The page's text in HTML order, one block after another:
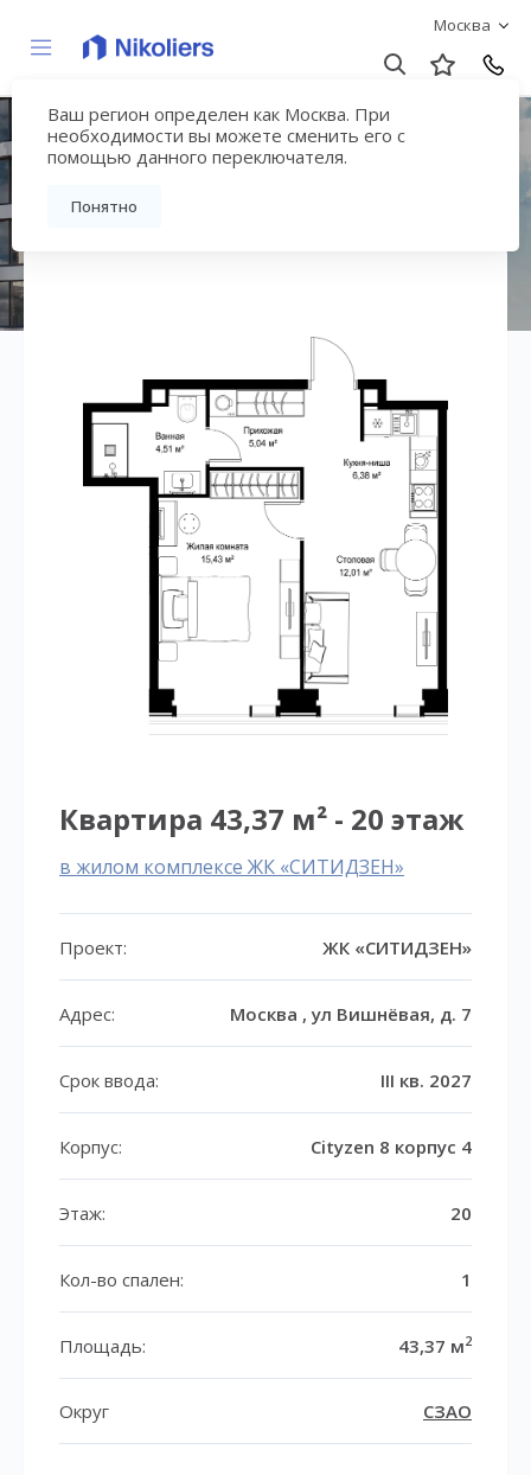
Москва
Ваш регион определен как Москва. При
необходимости вы можете сменить его с
помощью данного переключателя.
Понятно
ЖК «СИТИДЗЕН»
Вернуться на страницу жилого комплекса
Квартира 43,37 м² - 20 этаж
в жилом комплексе ЖК «СИТИДЗЕН»
Проект: ЖК «СИТИДЗЕН»
Адрес: Москва , ул Вишнёвая, д. 7
Срок ввода: III кв. 2027
Корпус: Cityzen 8 корпус 4
Этаж: 20
Кол-во спален: 1
Площадь: 43,37 м2
Округ СЗАО